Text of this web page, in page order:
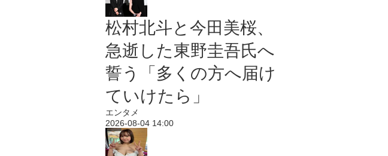
松村北斗と今田美桜、
急逝した東野圭吾氏へ
誓う「多くの方へ届け
ていけたら」
エンタメ
2026-08-04 14:00